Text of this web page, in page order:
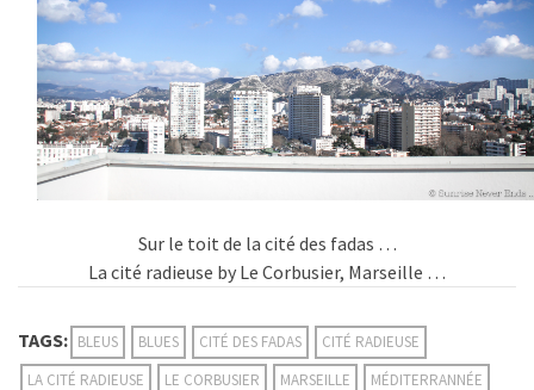
Sur le toit de la cité des fadas …
La cité radieuse by Le Corbusier, Marseille …
TAGS: BLEUS BLUES CITÉ DES FADAS
CITÉ RADIEUSE
LA CITÉ RADIEUSE
LE CORBUSIER MARSEILLE
MÉDITERRANNÉE